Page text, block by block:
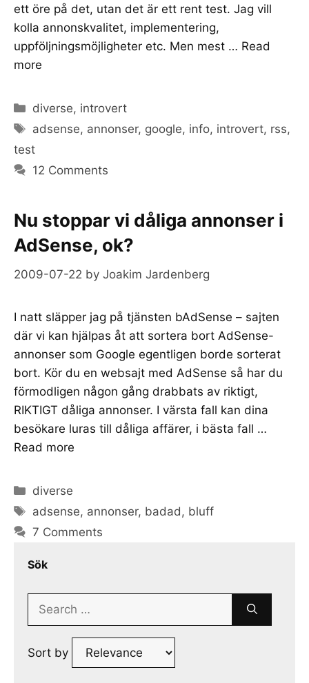
ett öre på det, utan det är ett rent test. Jag vill
kolla annonskvalitet, implementering,
uppföljningsmöjligheter etc. Men mest … Read
more
Categories
diverse, introvert
Tags
adsense, annonser, google, info, introvert, rss,
test
12 Comments
Nu stoppar vi dåliga annonser i
AdSense, ok?
2009-07-22 by Joakim Jardenberg
I natt släpper jag på tjänsten bAdSense – sajten
där vi kan hjälpas åt att sortera bort AdSense-
annonser som Google egentligen borde sorterat
bort. Kör du en websajt med AdSense så har du
förmodligen någon gång drabbats av riktigt,
RIKTIGT dåliga annonser. I värsta fall kan dina
besökare luras till dåliga affärer, i bästa fall …
Read more
Categories
diverse
Tags
adsense, annonser, badad , bluff
7 Comments
Sök
Search
Sort by